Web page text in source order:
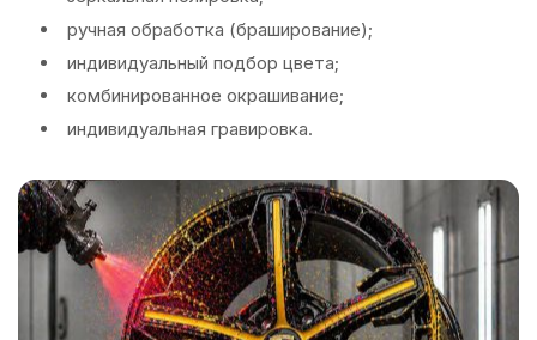
ручная обработка (браширование);
индивидуальный подбор цвета;
комбинированное окрашивание;
индивидуальная гравировка.